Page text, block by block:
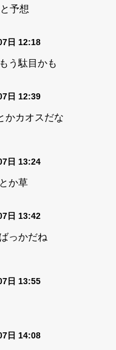
予想
日 12:18
う駄目かも
日 12:39
かカオスだな
日 13:24
か草
日 13:42
っかだね
日 13:55
日 14:08